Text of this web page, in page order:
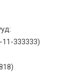
333333)